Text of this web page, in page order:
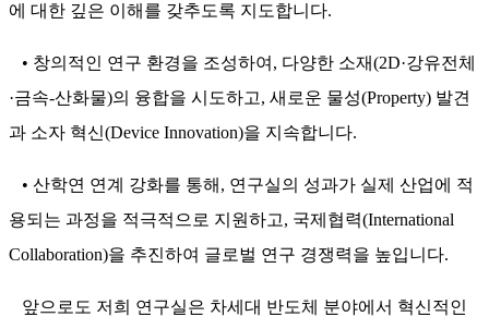
에 대한 깊은 이해를 갖추도록 지도합니다.
• 창의적인 연구 환경을 조성하여, 다양한 소재(2D·강유전체
·금속-산화물)의 융합을 시도하고, 새로운 물성(Property) 발견
과 소자 혁신(Device Innovation)을 지속합니다.
• 산학연 연계 강화를 통해, 연구실의 성과가 실제 산업에 적
용되는 과정을 적극적으로 지원하고, 국제협력(International
Collaboration)을 추진하여 글로벌 연구 경쟁력을 높입니다.
앞으로도 저희 연구실은 차세대 반도체 분야에서 혁신적인